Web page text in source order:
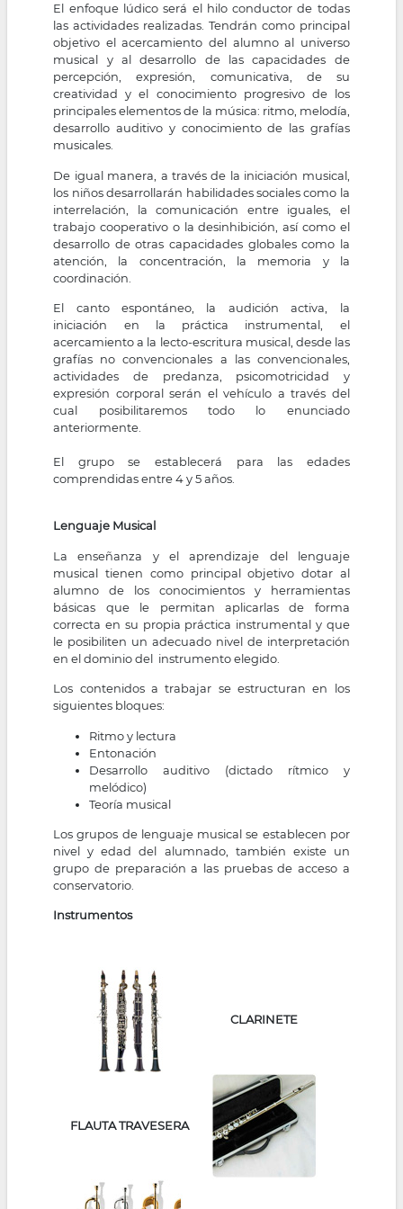
navegación
El enfoque lúdico será el hilo conductor de todas
las actividades realizadas. Tendrán como principal
objetivo el acercamiento del alumno al universo
musical y al desarrollo de las capacidades de
percepción, expresión, comunicativa, de su
creatividad y el conocimiento progresivo de los
principales elementos de la música: ritmo, melodía,
desarrollo auditivo y conocimiento de las grafías
musicales.
De igual manera, a través de la iniciación musical,
los niños desarrollarán habilidades sociales como la
interrelación, la comunicación entre iguales, el
trabajo cooperativo o la desinhibición, así como el
desarrollo de otras capacidades globales como la
atención, la concentración, la memoria y la
coordinación.
El canto espontáneo, la audición activa, la
iniciación en la práctica instrumental, el
acercamiento a la lecto-escritura musical, desde las
grafías no convencionales a las convencionales,
actividades de predanza, psicomotricidad y
expresión corporal serán el vehículo a través del
cual posibilitaremos todo lo enunciado
anteriormente.
El grupo se establecerá para las edades
comprendidas entre 4 y 5 años.
Lenguaje Musical
La enseñanza y el aprendizaje del lenguaje
musical tienen como principal objetivo dotar al
alumno de los conocimientos y herramientas
básicas que le permitan aplicarlas de forma
correcta en su propia práctica instrumental y que
le posibiliten un adecuado nivel de interpretación
en el dominio del instrumento elegido.
Los contenidos a trabajar se estructuran en los
siguientes bloques:
Ritmo y lectura
Entonación
Desarrollo auditivo (dictado rítmico y
melódico)
Teoría musical
Los grupos de lenguaje musical se establecen por
nivel y edad del alumnado, también existe un
grupo de preparación a las pruebas de acceso a
conservatorio.
Instrumentos
CLARINETE
FLAUTA TRAVESERA